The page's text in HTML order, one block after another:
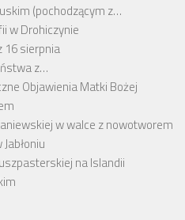
(pochodzącym z…
w Drohiczynie
16 sierpnia
z…
Objawienia Matki Bożej
w walce z nowotworem
na Islandii